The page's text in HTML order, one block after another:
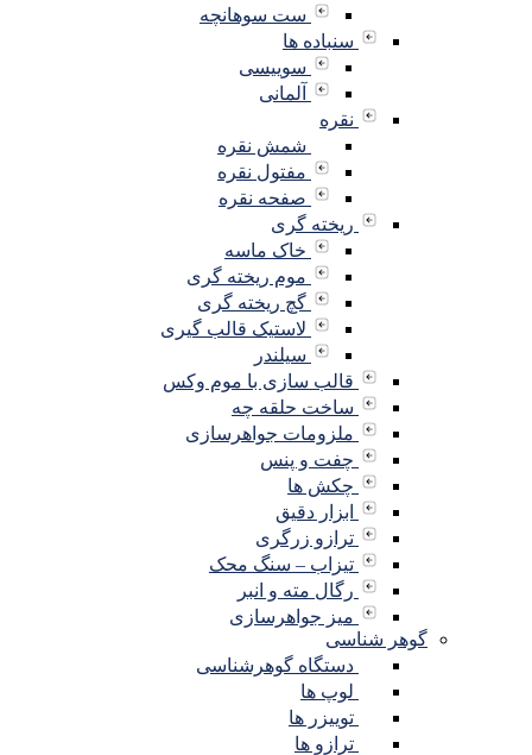
ست سوهانچه
سنباده ها
سوییسی
آلمانی
نقره
شمش نقره
مفتول نقره
صفحه نقره
ریخته گری
خاک ماسه
موم ریخته گری
گچ ریخته گری
لاستیک قالب گیری
سیلندر
قالب سازی با موم وکس
ساخت حلقه چه
ملزومات جواهرسازی
چفت و پنس
چکش ها
ابزار دقیق
ترازو زرگری
تیزاب – سنگ محک
رگال مته و انبر
میز جواهرسازی
گوهر شناسی
دستگاه گوهرشناسی
لوپ ها
توییزر ها
ترازو ها